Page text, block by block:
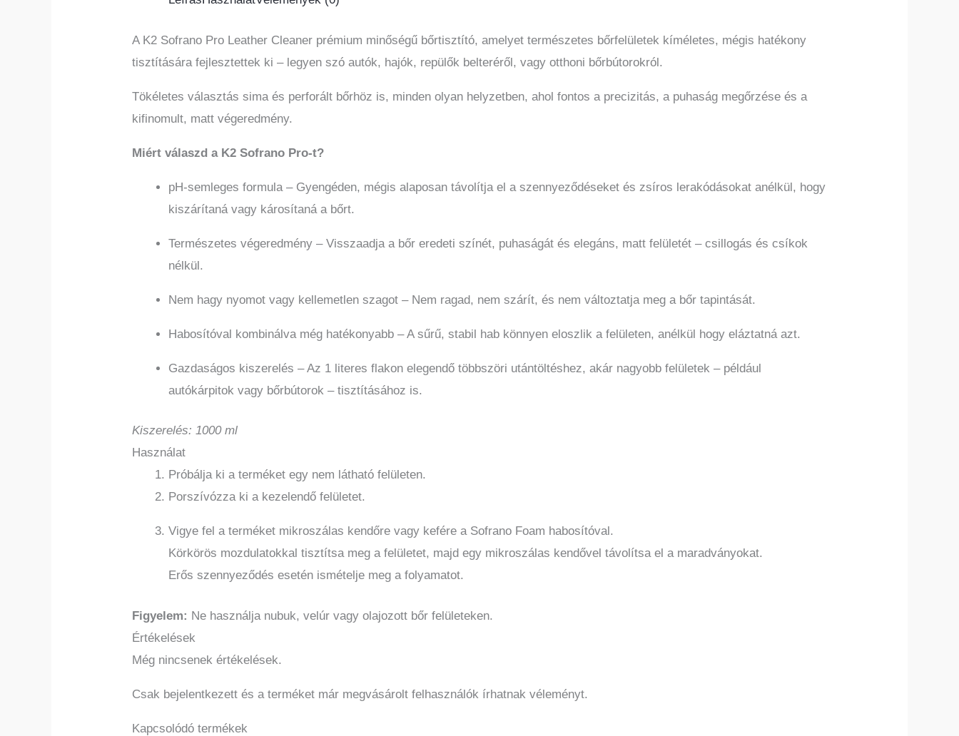
A K2 Sofrano Pro Leather Cleaner prémium minőségű bőrtisztító, amelyet természetes bőrfelületek kíméletes, mégis hatékony
tisztítására fejlesztettek ki – legyen szó autók, hajók, repülők belteréről, vagy otthoni bőrbútorokról.
Tökéletes választás sima és perforált bőrhöz is, minden olyan helyzetben, ahol fontos a precizitás, a puhaság megőrzése és a
kifinomult, matt végeredmény.
Miért válaszd a K2 Sofrano Pro-t?
pH-semleges formula – Gyengéden, mégis alaposan távolítja el a szennyeződéseket és zsíros lerakódásokat anélkül, hogy
kiszárítaná vagy károsítaná a bőrt.
Természetes végeredmény – Visszaadja a bőr eredeti színét, puhaságát és elegáns, matt felületét – csillogás és csíkok
nélkül.
Nem hagy nyomot vagy kellemetlen szagot – Nem ragad, nem szárít, és nem változtatja meg a bőr tapintását.
Habosítóval kombinálva még hatékonyabb – A sűrű, stabil hab könnyen eloszlik a felületen, anélkül hogy eláztatná azt.
Gazdaságos kiszerelés – Az 1 literes flakon elegendő többszöri utántöltéshez, akár nagyobb felületek – például
autókárpitok vagy bőrbútorok – tisztításához is.
Kiszerelés: 1000 ml
Használat
Próbálja ki a terméket egy nem látható felületen.
Porszívózza ki a kezelendő felületet.
Vigye fel a terméket mikroszálas kendőre vagy kefére a Sofrano Foam habosítóval.
Körkörös mozdulatokkal tisztítsa meg a felületet, majd egy mikroszálas kendővel távolítsa el a maradványokat.
Erős szennyeződés esetén ismételje meg a folyamatot.
Figyelem: Ne használja nubuk, velúr vagy olajozott bőr felületeken.
Értékelések
Még nincsenek értékelések.
Csak bejelentkezett és a terméket már megvásárolt felhasználók írhatnak véleményt.
Kapcsolódó termékek